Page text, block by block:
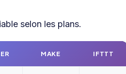
selon les plans.
MAKE IFTTT